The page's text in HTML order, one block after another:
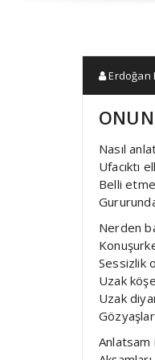
Erdoğan
Nasıl
Ufacıktı
Belli
Nerden
Sessizlik
Uzak
Uzak
Anlatsam